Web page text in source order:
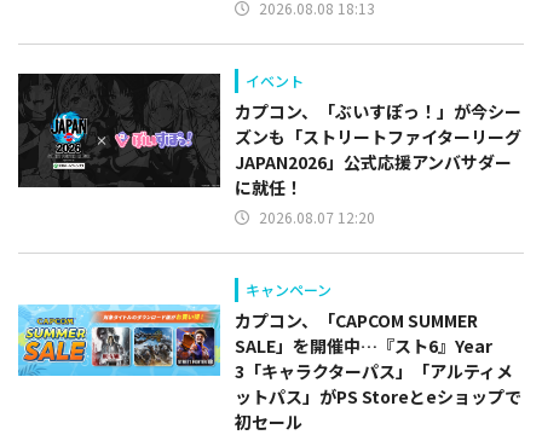
2026.08.08 18:13
イベント
カプコン、「ぶいすぽっ！」が今シー
ズンも「ストリートファイターリーグ
JAPAN2026」公式応援アンバサダー
に就任！
2026.08.07 12:20
キャンペーン
カプコン、「CAPCOM SUMMER
SALE」を開催中…『スト6』Year
3「キャラクターパス」「アルティメ
ットパス」がPS Storeとeショップで
初セール